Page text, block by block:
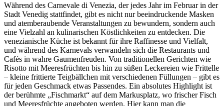
Während des Carnevale di Venezia, der jedes Jahr im Februar in der
Stadt Venedig stattfindet, gibt es nicht nur beeindruckende Masken
und atemberaubende Veranstaltungen zu bewundern, sondern auch
eine Vielzahl an kulinarischen Köstlichkeiten zu entdecken. Die
venezianische Küche ist bekannt für ihre Raffinesse und Vielfalt,
und während des Karnevals verwandeln sich die Restaurants und
Cafés in wahre Gaumenfreuden. Von traditionellen Gerichten wie
Risotto mit Meeresfrüchten bis hin zu süßen Leckereien wie Frittelle
– kleine frittierte Teigbällchen mit verschiedenen Füllungen – gibt es
für jeden Geschmack etwas Passendes. Ein absolutes Highlight ist
der berühmte „Fischmarkt“ auf dem Markusplatz, wo frischer Fisch
und Meeresfrüchte angeboten werden. Hier kann man die